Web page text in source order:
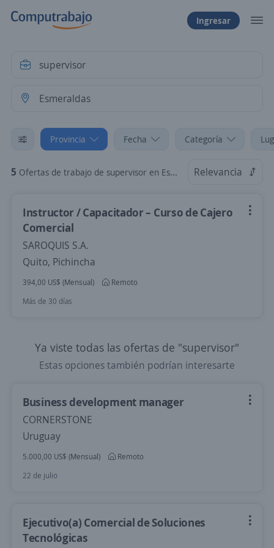
Ingresar
Provincia Fecha Categoría
5 Ofertas de trabajo de supervisor en Esmeraldas Relevancia
Instructor / Capacitador – Curso de Cajero
Comercial
SAROQUIS S.A.
Quito, Pichincha
394,00 US$ (Mensual)
Remoto
Más de 30 días
Ya viste todas las ofertas de "supervisor"
Estas opciones también podrían interesarte
Business development manager
CORNERSTONE
Uruguay
5.000,00 US$ (Mensual)
Remoto
22 de julio
Ejecutivo(a) Comercial de Soluciones
Tecnológicas